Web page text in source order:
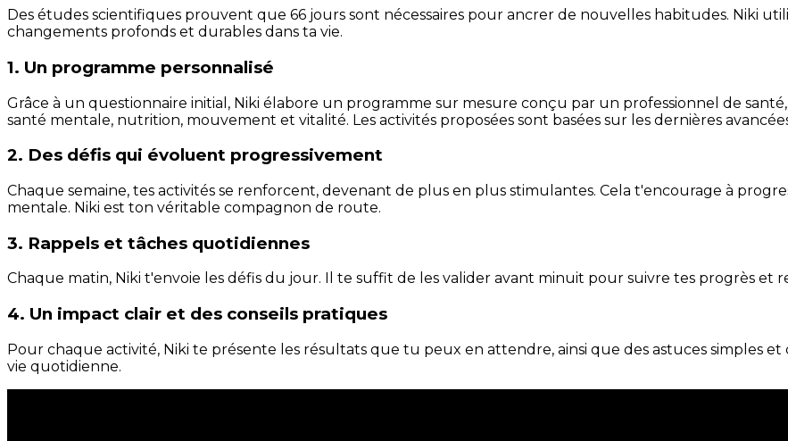
Des études scientifiques prouvent que 66 jours sont nécessaires pour ancrer de nouvelles habitudes. Niki
changements profonds et durables dans ta vie.
1. Un programme personnalisé
Grâce à un questionnaire initial, Niki élabore un programme sur mesure conçu par un professionnel de
santé mentale, nutrition, mouvement et vitalité. Les activités proposées sont basées sur les dernières
2. Des défis qui évoluent progressivement
Chaque semaine, tes activités se renforcent, devenant de plus en plus stimulantes. Cela t'encourage à
mentale. Niki est ton véritable compagnon de route.
3. Rappels et tâches quotidiennes
Chaque matin, Niki t'envoie les défis du jour. Il te suffit de les valider avant minuit pour suivre tes progrès et
4. Un impact clair et des conseils pratiques
Pour chaque activité, Niki te présente les résultats que tu peux en attendre, ainsi que des astuces simples
vie quotidienne.